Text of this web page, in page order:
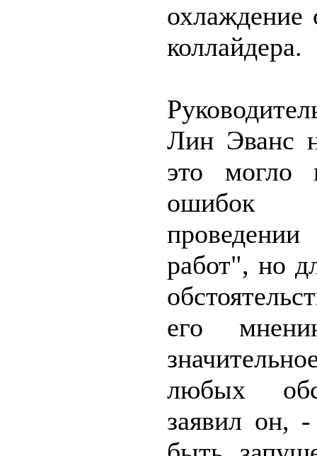
охлаждение
коллайдера.
Лин Эванс
это могло
ошибок
работ", но
его
любых
заявил он,